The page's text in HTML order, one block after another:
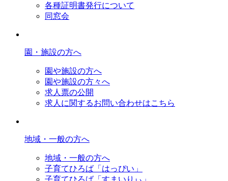
各種証明書発行について
同窓会
園・施設の方へ
園や施設の方へ
園や施設の方々へ
求人票の公開
求人に関するお問い合わせはこちら
地域・一般の方へ
地域・一般の方へ
子育てひろば「はっぴい」
子育てひろば「すまいりぃ」